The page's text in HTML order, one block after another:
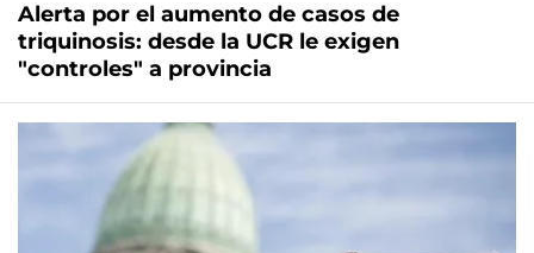
Alerta por el aumento de casos de
triquinosis: desde la UCR le exigen
"controles" a provincia